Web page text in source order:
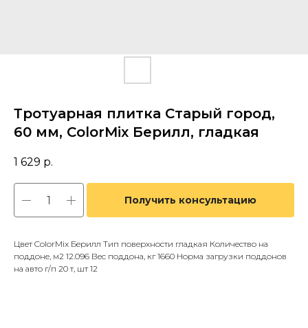
Тротуарная плитка Старый город,
60 мм, ColorMix Берилл, гладкая
1 629 р.
Получить консультацию
Цвет ColorMix Берилл Тип поверхности гладкая Количество на
поддоне, м2 12.096 Вес поддона, кг 1660 Норма загрузки поддонов
на авто г/п 20 т, шт 12